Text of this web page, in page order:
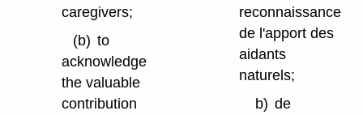
caregivers;
(b) to
acknowledge
the valuable
contribution
reconnaissance
de l'apport des
aidants
naturels;
b) de